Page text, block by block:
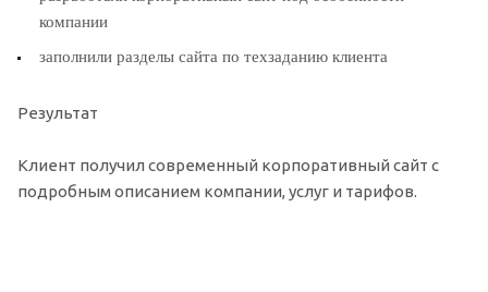
компании
заполнили разделы сайта по техзаданию клиента
Результат
Клиент получил современный корпоративный сайт с
подробным описанием компании, услуг и тарифов.